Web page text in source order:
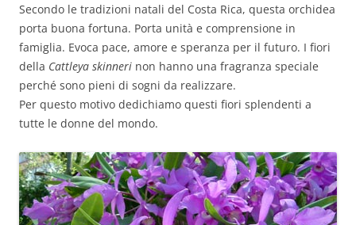
Secondo le tradizioni natali del Costa Rica, questa orchidea
porta buona fortuna. Porta unità e comprensione in
famiglia. Evoca pace, amore e speranza per il futuro. I fiori
della Cattleya skinneri non hanno una fragranza speciale
perché sono pieni di sogni da realizzare.
Per questo motivo dedichiamo questi fiori splendenti a
tutte le donne del mondo.